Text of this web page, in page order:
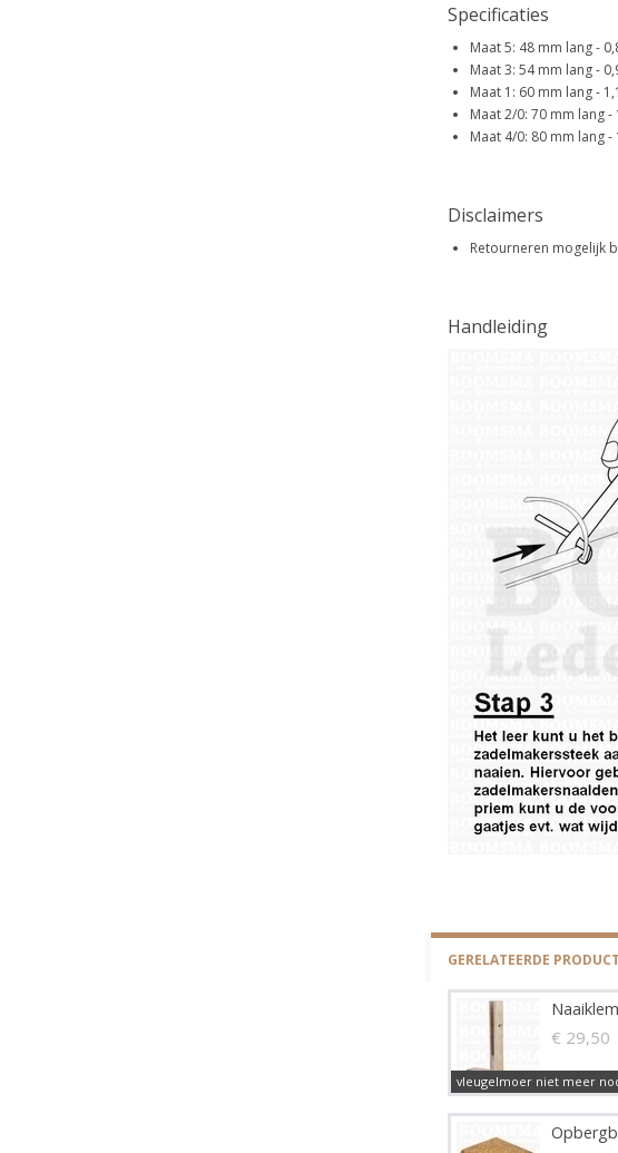
Specificaties
Maat 5: 48 mm lang -
Maat 3: 54 mm lang -
Maat 1: 60 mm lang -
Maat 2/0: 70 mm lang
Maat 4/0: 80 mm lang
Disclaimers
Retourneren mogelijk
Handleiding
GERELATEERDE
€ 29,50
vleugelmoer niet meer